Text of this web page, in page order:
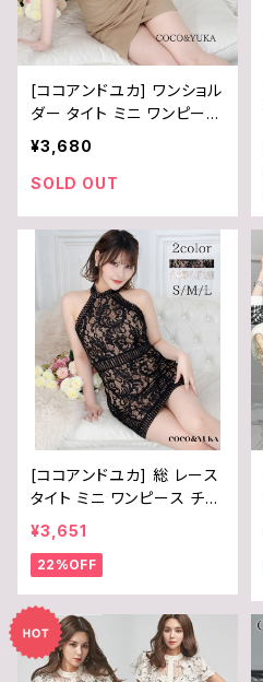
[ココアンドユカ] ワンショル
ダー タイト ミニ ワンピース
セクシー キャバ 嬢 ドレス
カシュクール スリット スカ
ート ノースリーブ ベアトッ
ミニワンピ キャバクラ 胸 パ
ット 付き レディース B0D4
7FJ94B
¥3,680
SOLD OUT
[ココアンドユカ] 総 レース
タイト ミニ ワンピース チャ
イナドレス 花柄 キャバ ドレ
ス ノースリーブ ミニワンピ
ボディコン パーティー レデ
グレー 黒 白 S M L B0D41
LT5BJ
¥3,651
22%OFF